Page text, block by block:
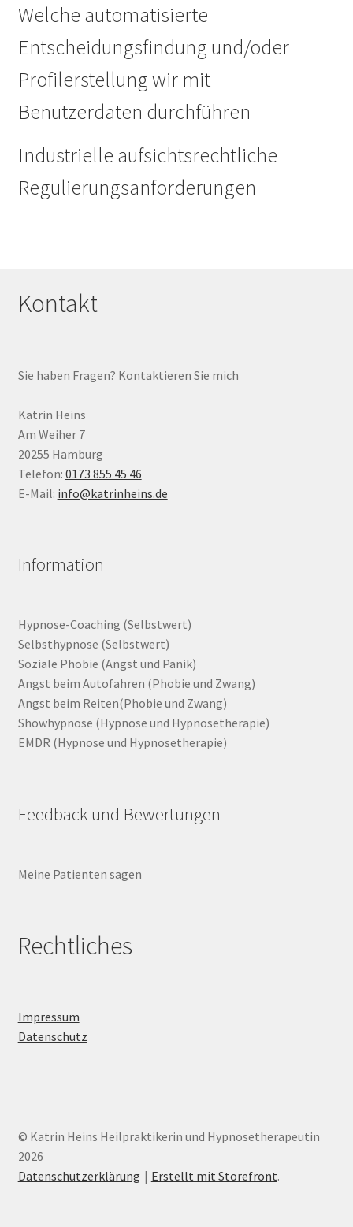
Welche automatisierte
Entscheidungsfindung und/oder
Profilerstellung wir mit
Benutzerdaten durchführen
Industrielle aufsichtsrechtliche
Regulierungsanforderungen
Kontakt
Sie haben Fragen? Kontaktieren Sie mich
Katrin Heins
Am Weiher 7
20255 Hamburg
Telefon: 0173 855 45 46
E-Mail: info@katrinheins.de
Information
Hypnose-Coaching (Selbstwert)
Selbsthypnose (Selbstwert)
Soziale Phobie (Angst und Panik)
Angst beim Autofahren (Phobie und Zwang)
Angst beim Reiten(Phobie und Zwang)
Showhypnose (Hypnose und Hypnosetherapie)
EMDR (Hypnose und Hypnosetherapie)
Feedback und Bewertungen
Meine Patienten sagen
Rechtliches
Impressum
Datenschutz
© Katrin Heins Heilpraktikerin und Hypnosetherapeutin
2026
Datenschutzerklärung
Erstellt mit Storefront.